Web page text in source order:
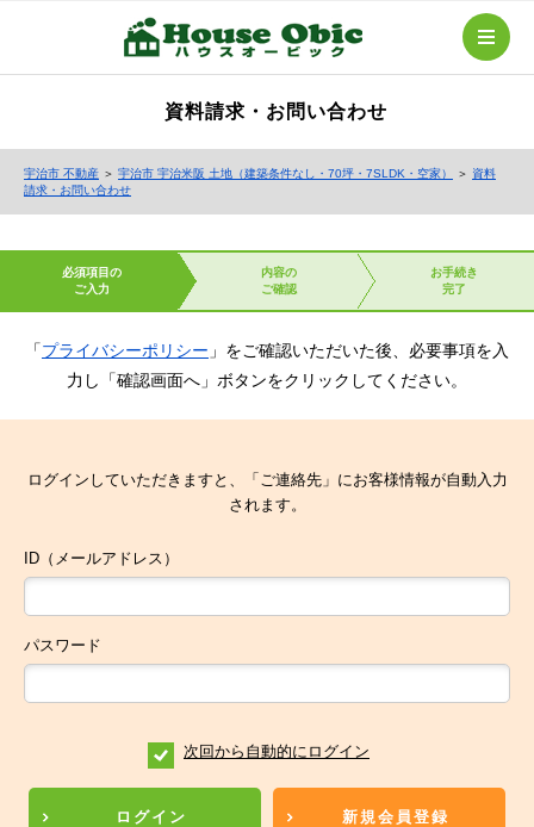
資料請求・お問い合わせ
宇治市 不動産 ＞ 宇治市 宇治米阪 土地（建築条件なし・70坪・7SLDK・空家） ＞ 資料
請求・お問い合わせ
必須項目の
ご入力
内容の
ご確認
お手続き
完了
「プライバシーポリシー 」をご確認いただいた後、必要事項を入
力し「確認画面へ」ボタンをクリックしてください。
ログインしていただきますと、「ご連絡先」にお客様情報が自動入力
されます。
ID（メールアドレス）
パスワード
次回から自動的にログイン
ログイン 新規会員登録